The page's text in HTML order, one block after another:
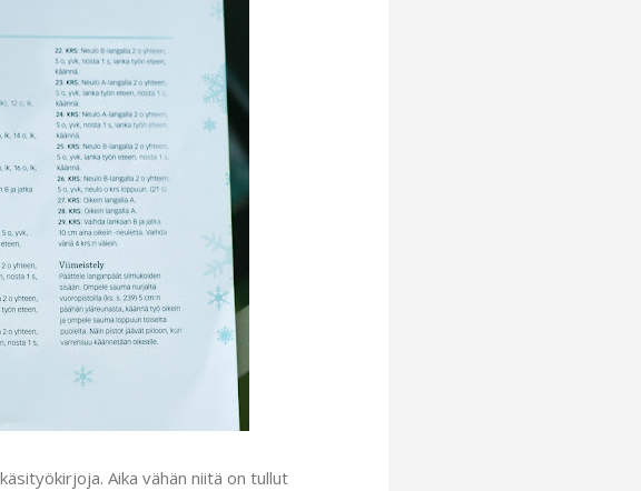
Aika vähän niitä on tullut